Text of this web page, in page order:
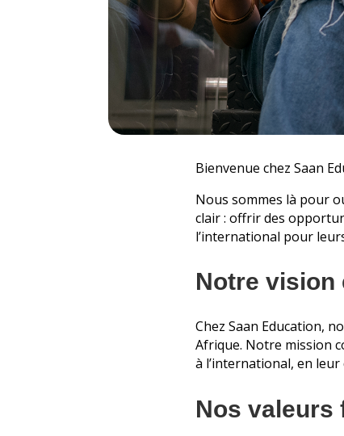
Bienvenue chez Saan
Nous sommes là pour
clair : offrir des
l’international pour
Notre vision
Chez Saan Education,
Afrique. Notre mission
à l’international, en
Nos valeurs